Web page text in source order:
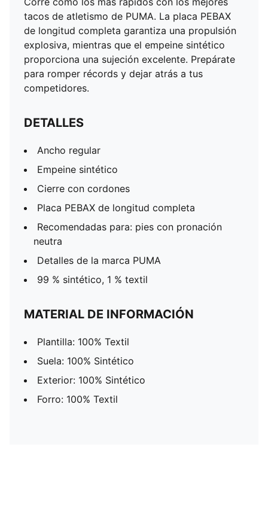
tacos de atletismo de PUMA. La placa PEBAX
de longitud completa garantiza una propulsión
explosiva, mientras que el empeine sintético
proporciona una sujeción excelente. Prepárate
para romper récords y dejar atrás a tus
competidores.
DETALLES
Ancho regular
Empeine sintético
Cierre con cordones
Placa PEBAX de longitud completa
Recomendadas para: pies con pronación
neutra
Detalles de la marca PUMA
99 % sintético, 1 % textil
MATERIAL DE INFORMACIÓN
Plantilla: 100% Textil
Suela: 100% Sintético
Exterior: 100% Sintético
Forro: 100% Textil